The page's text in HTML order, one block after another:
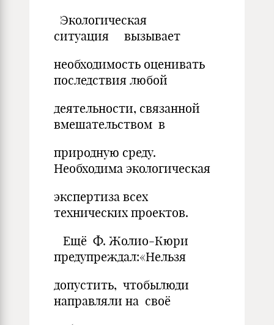
Экологическая
ситуация вызывает
необходимость оценивать
последствия любой
деятельности, связанной
вмешательством в
природную среду.
Необходима экологическая
экспертиза всех
технических проектов.
Ещё Ф. Жолио-Кюри
предупреждал:«Нельзя
допустить, чтобылюди
направляли на своё